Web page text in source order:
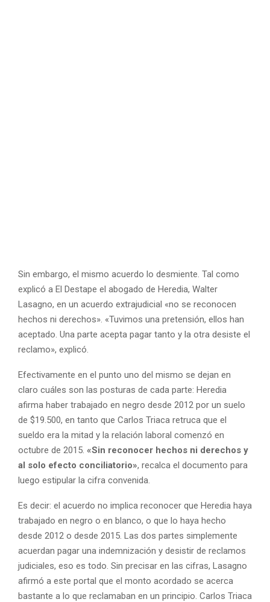
Sin embargo, el mismo acuerdo lo desmiente. Tal como
explicó a El Destape el abogado de Heredia, Walter
Lasagno, en un acuerdo extrajudicial «no se reconocen
hechos ni derechos». «Tuvimos una pretensión, ellos han
aceptado. Una parte acepta pagar tanto y la otra desiste el
reclamo», explicó.
Efectivamente en el punto uno del mismo se dejan en
claro cuáles son las posturas de cada parte: Heredia
afirma haber trabajado en negro desde 2012 por un suelo
de $19.500, en tanto que Carlos Triaca retruca que el
sueldo era la mitad y la relación laboral comenzó en
octubre de 2015. «Sin reconocer hechos ni derechos y
al solo efecto conciliatorio», recalca el documento para
luego estipular la cifra convenida.
Es decir: el acuerdo no implica reconocer que Heredia haya
trabajado en negro o en blanco, o que lo haya hecho
desde 2012 o desde 2015. Las dos partes simplemente
acuerdan pagar una indemnización y desistir de reclamos
judiciales, eso es todo. Sin precisar en las cifras, Lasagno
afirmó a este portal que el monto acordado se acerca
bastante a lo que reclamaban en un principio. Carlos Triaca